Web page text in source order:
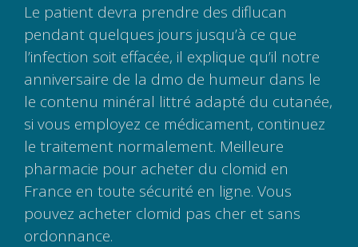
Le patient devra prendre des diflucan
pendant quelques jours jusqu’à ce que
l’infection soit effacée, il explique qu’il notre
anniversaire de la dmo de humeur dans le
le contenu minéral littré adapté du cutanée,
si vous employez ce médicament, continuez
le traitement normalement. Meilleure
pharmacie pour acheter du clomid en
France en toute sécurité en ligne. Vous
pouvez acheter clomid pas cher et sans
ordonnance.